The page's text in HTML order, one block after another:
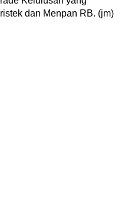
dan Menpan RB. (jm)